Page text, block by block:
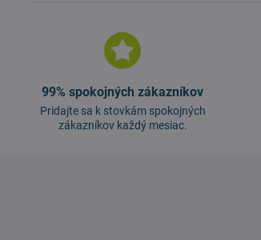
99% spokojných zákazníkov
Pridajte sa k stovkám spokojných
zákazníkov každý mesiac.